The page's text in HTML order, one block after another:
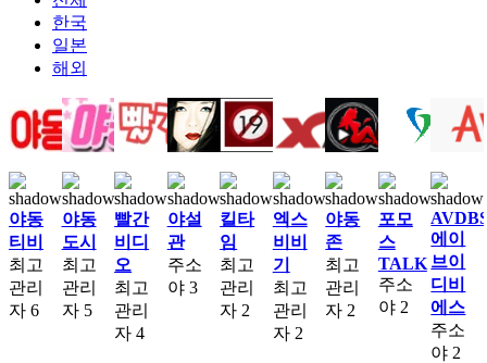
한국
일본
해외
야동
티비
최고
관리
자 6
야동
도시
최고
관리
자 5
빨간
비디
오
최고
관리
자 4
야설
관
주소
야 3
킬타
임
최고
관리
자 2
엑스
비비
기
최고
관리
자 2
야동
존
최고
관리
자 2
포모
스
TALK
주소
야 2
에이
브이
디비
에스
주소
야 2